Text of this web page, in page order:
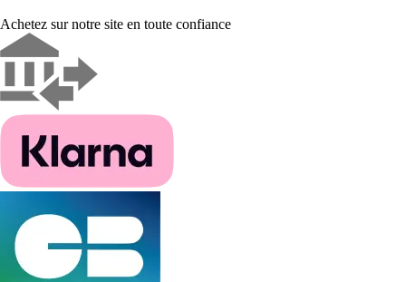
Achetez sur notre site en toute confiance